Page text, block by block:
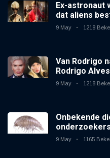
Ex-astronaut
dat aliens
9 May 1218
Van Rodrigo
Rodrigo
9 May 1218
Onbekende
9 May 1165